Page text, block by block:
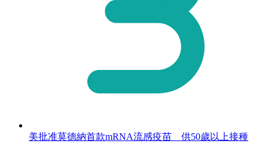
美批准莫德納首款mRNA流感疫苗 供50歲以上接種